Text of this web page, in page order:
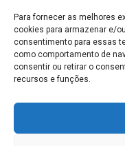
Para fornecer as melhores
cookies para armazenar e/
consentimento para essas
como comportamento de
consentir ou retirar o
recursos e funções.
ROBERTO KARLOS